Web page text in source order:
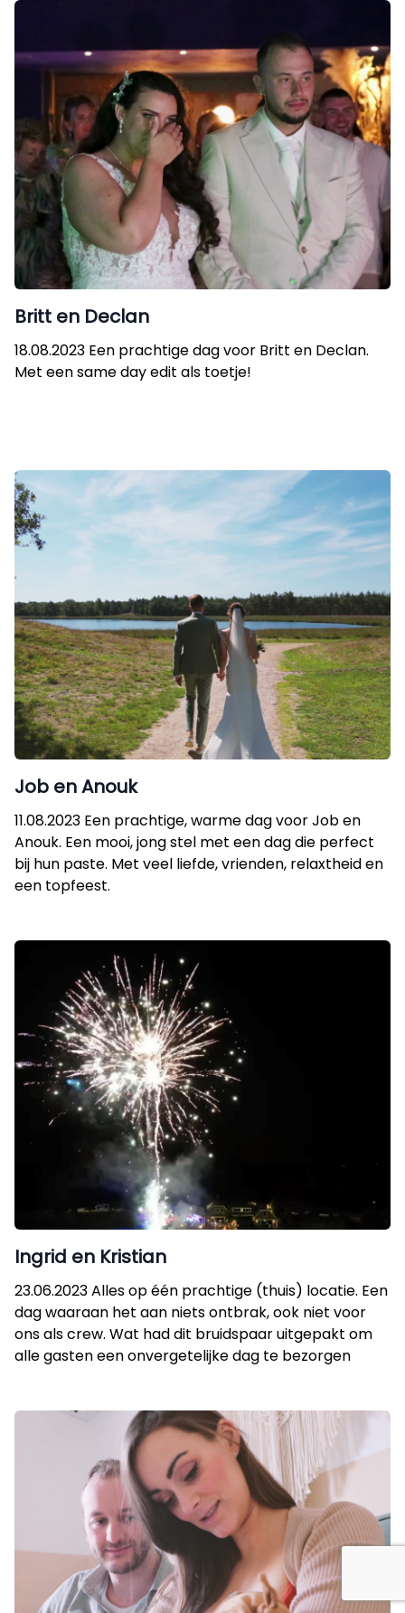
Britt en Declan
18.08.2023 Een prachtige dag voor Britt en Declan.
Met een same day edit als toetje!
Job en Anouk
11.08.2023 Een prachtige, warme dag voor Job en
Anouk. Een mooi, jong stel met een dag die perfect
bij hun paste. Met veel liefde, vrienden, relaxtheid en
een topfeest.
Ingrid en Kristian
23.06.2023 Alles op één prachtige (thuis) locatie. Een
dag waaraan het aan niets ontbrak, ook niet voor
ons als crew. Wat had dit bruidspaar uitgepakt om
alle gasten een onvergetelijke dag te bezorgen